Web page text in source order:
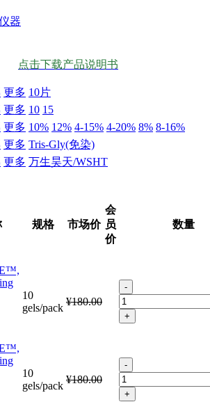
器
点击下载产品说明书
更多 10片
更多 10 15
更多 10% 12% 4-15% 4-20% 8% 8-16%
更多 Tris-Gly(免染)
更多 万生昊天/WSHT
规格 市场价
会
员
价
数量
10
gels/pack
¥180.00
-
+
10
gels/pack
¥180.00
-
+